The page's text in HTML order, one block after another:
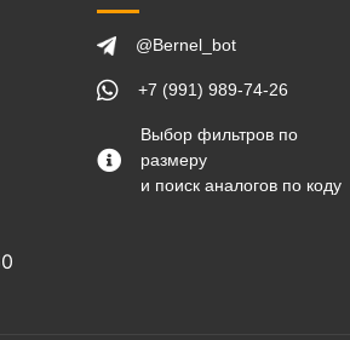
@Bernel_bot
+7 (991) 989-74-26
Выбор фильтров по
размеру
и поиск аналогов по коду